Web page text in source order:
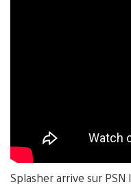
Splasher arrive sur